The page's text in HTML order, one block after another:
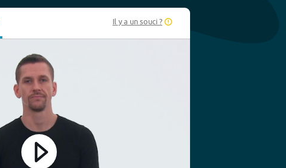
Il y a un souci ?
Play